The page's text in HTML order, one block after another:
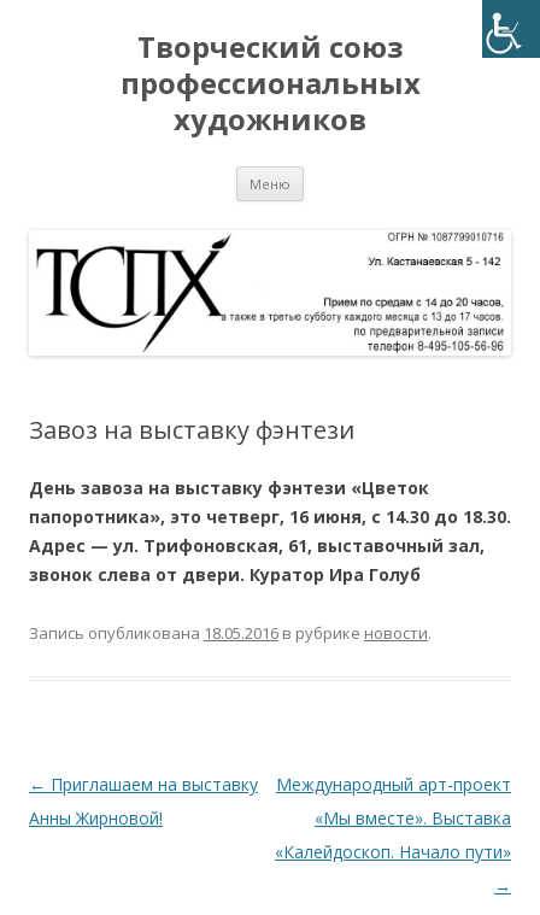
Творческий союз
профессиональных
художников
Меню
Завоз на выставку фэнтези
День завоза на выставку фэнтези «Цветок
папоротника», это четверг, 16 июня, с 14.30 до 18.30.
Адрес — ул. Трифоновская, 61, выставочный зал,
звонок слева от двери. Куратор Ира Голуб
Запись опубликована 18.05.2016 в рубрике новости.
Навигация
по
← Приглашаем на выставку
Анны Жирновой!
Международный арт-проект
«Мы вместе». Выставка
«Калейдоскоп. Начало пути»
→